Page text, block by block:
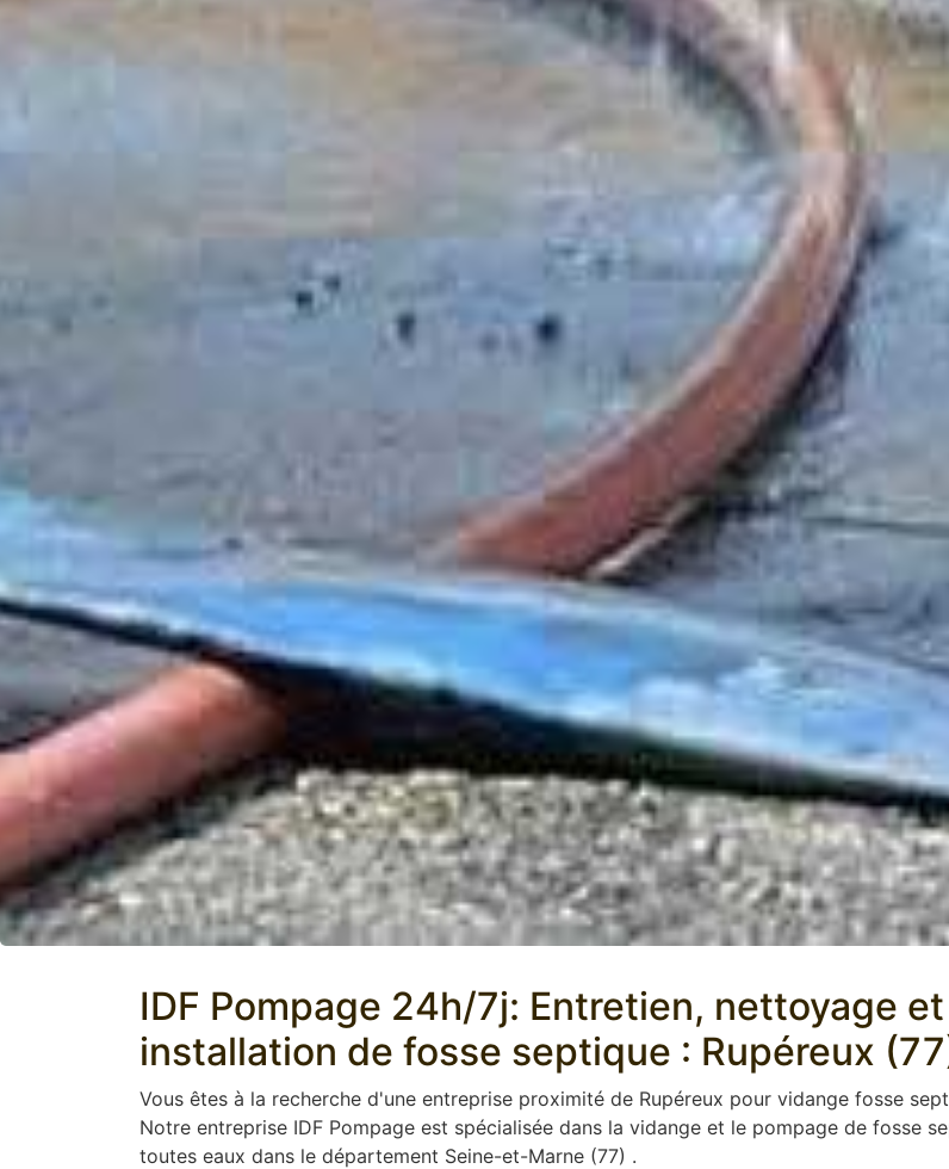
IDF Pompage 24h/7j: Entretien, nettoyage et
installation de fosse septique : Rupéreux
Vous êtes à la recherche d'une entreprise proximité de Rupéreux pour vidange fosse
Notre entreprise IDF Pompage est spécialisée dans la vidange et le pompage de fosse
toutes eaux dans le département Seine-et-Marne (77) .